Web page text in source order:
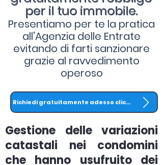
per il tuo immobile.
Presentiamo per te la pratica
all'Agenzia delle Entrate
evitando di farti sanzionare
grazie al ravvedimento
operoso
Richiedi gratuitamente adesso clicca QUI
Gestione delle variazioni
catastali nei condomini
che hanno usufruito dei